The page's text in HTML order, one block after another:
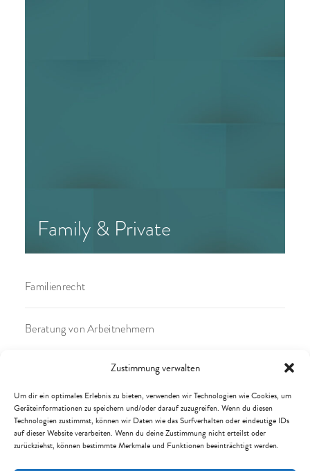
Zustimmung verwalten
Um dir ein optimales Erlebnis zu bieten, verwenden wir Technologien wie Cookies, um
Geräteinformationen zu speichern und/oder darauf zuzugreifen. Wenn du diesen
Technologien zustimmst, können wir Daten wie das Surfverhalten oder eindeutige IDs
auf dieser Website verarbeiten. Wenn du deine Zustimmung nicht erteilst oder
zurückziehst, können bestimmte Merkmale und Funktionen beeinträchtigt werden.
Family & Private
Familienrecht
Beratung von Arbeitnehmern
Mieterschutz und Wohnungseigentum
Private Verträge und Verbraucherschutz